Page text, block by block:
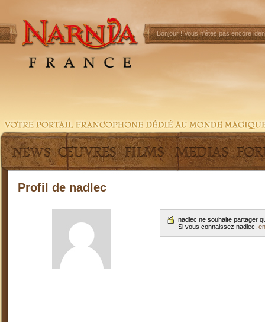
Bonjour !Vous n'êtes pas encore
Profil de nadlec
nadlec ne souhaite partager
Si vous connaissez nadlec,